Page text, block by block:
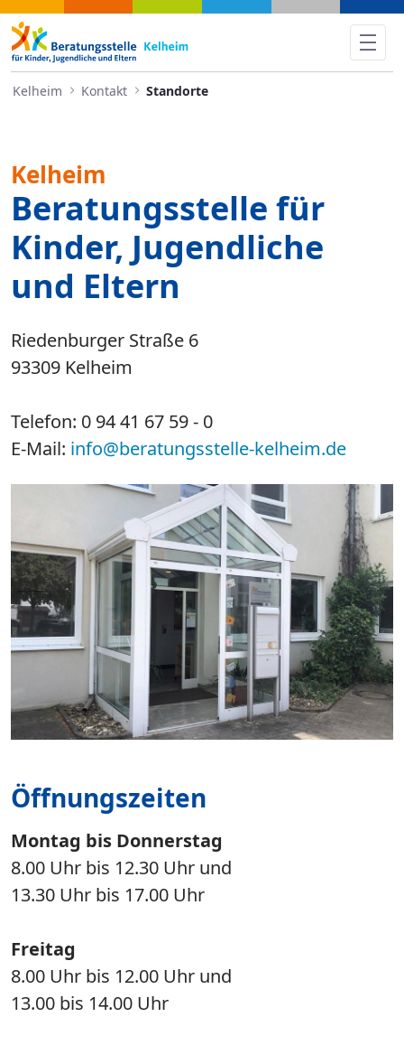
Standorte - Kelheim
Kelheim Kontakt Standorte
Kelheim
Beratungsstelle für
Kinder, Jugendliche
und Eltern
Riedenburger Straße 6
93309 Kelheim
Telefon: 0 94 41 67 59 - 0
E-Mail: info@beratungsstelle-kelheim.de
Öffnungszeiten
Montag bis Donnerstag
8.00 Uhr bis 12.30 Uhr und
13.30 Uhr bis 17.00 Uhr
Freitag
8.00 Uhr bis 12.00 Uhr und
13.00 bis 14.00 Uhr